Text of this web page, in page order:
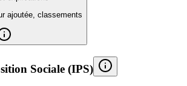
ajoutée, classements
Sociale (IPS)